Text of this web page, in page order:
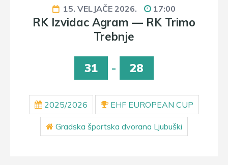
15. VELJAČE 2026. 17:00
RK Izvidac Agram — RK Trimo
Trebnje
31 - 28
2025/2026 EHF EUROPEAN CUP
Gradska športska dvorana Ljubuški